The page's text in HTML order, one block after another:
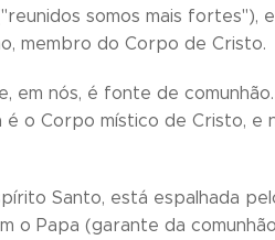
somos mais fortes"),
membro do Corpo de Cristo.
em nós, é fonte de
o Corpo místico de Cristo, e
Santo, está espalhada
o Papa (garante da